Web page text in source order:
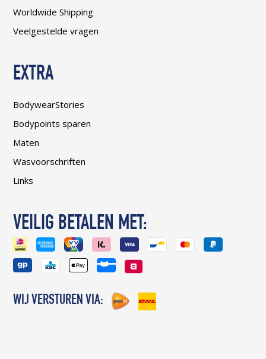
Worldwide Shipping
Veelgestelde vragen
EXTRA
BodywearStories
Bodypoints sparen
Maten
Wasvoorschriften
Links
VEILIG BETALEN MET:
WIJ VERSTUREN VIA: